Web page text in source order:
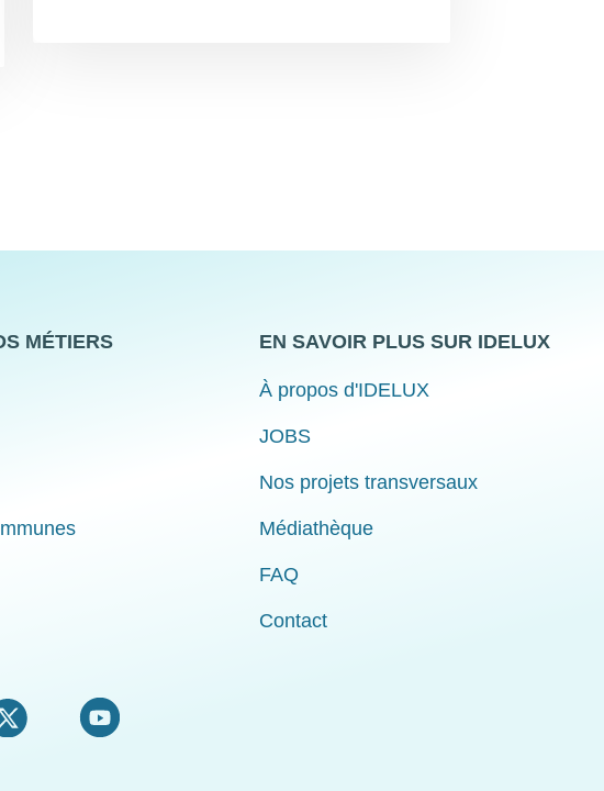
MÉTIERS EN SAVOIR PLUS SUR IDELUX
À propos d'IDELUX
JOBS
Nos projets transversaux
Médiathèque
FAQ
Contact